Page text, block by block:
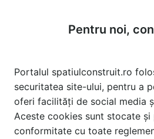
Pentru noi,
Portalul spatiulconstruit.ro
securitatea site-ului, pentru a
oferi facilități de social media
Aceste cookies sunt stocate
conformitate cu toate